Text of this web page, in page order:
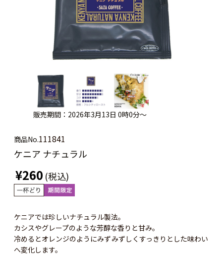
販売期間：2026年3月13日 0時0分～
商品No.111841
ケニア ナチュラル
¥260 (税込)
ケニアでは珍しいナチュラル製法。
カシスやグレープのような芳醇な香りと甘み。
冷めるとオレンジのようにみずみずしくすっきりとした味わい
へ変化します。